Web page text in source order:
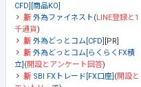
CFD][商品KO]
外為ファイネスト(LINE登録と1
千通貨)
外為どっとコム[CFD] [PR]
外為どっとコム[らくらくFX積
立] (開設とアンケート回答)
SBI FXトレード[FX口座] (開設と